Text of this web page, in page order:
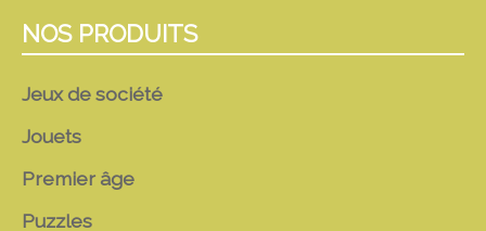
NOS PRODUITS
Jeux de société
Jouets
Premier âge
Puzzles